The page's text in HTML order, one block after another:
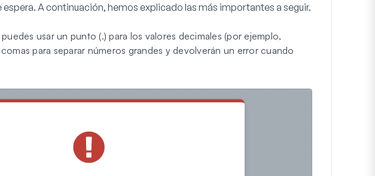
A continuación, hemos explicado las más importantes a seguir.
usar un punto (.) para los valores decimales (por ejemplo,
para separar números grandes y devolverán un error cuando